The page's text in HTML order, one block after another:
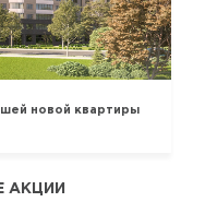
новой квартиры
АКЦИИ